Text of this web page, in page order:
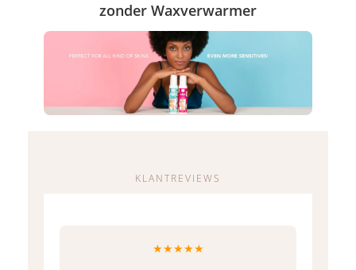
zonder Waxverwarmer
KLANTREVIEWS
★★★★★